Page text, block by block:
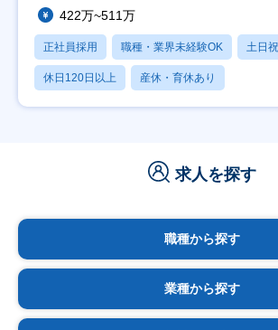
422万~511万
正社員採用 職種・業界未経験OK 土日
休日120日以上 産休・育休あり
求人を探す
職種から探す
業種から探す